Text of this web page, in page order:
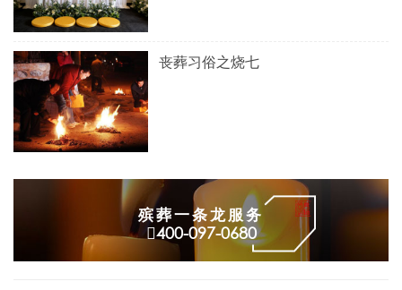
丧葬习俗之烧七
殡葬一条龙服务
400-097-0680